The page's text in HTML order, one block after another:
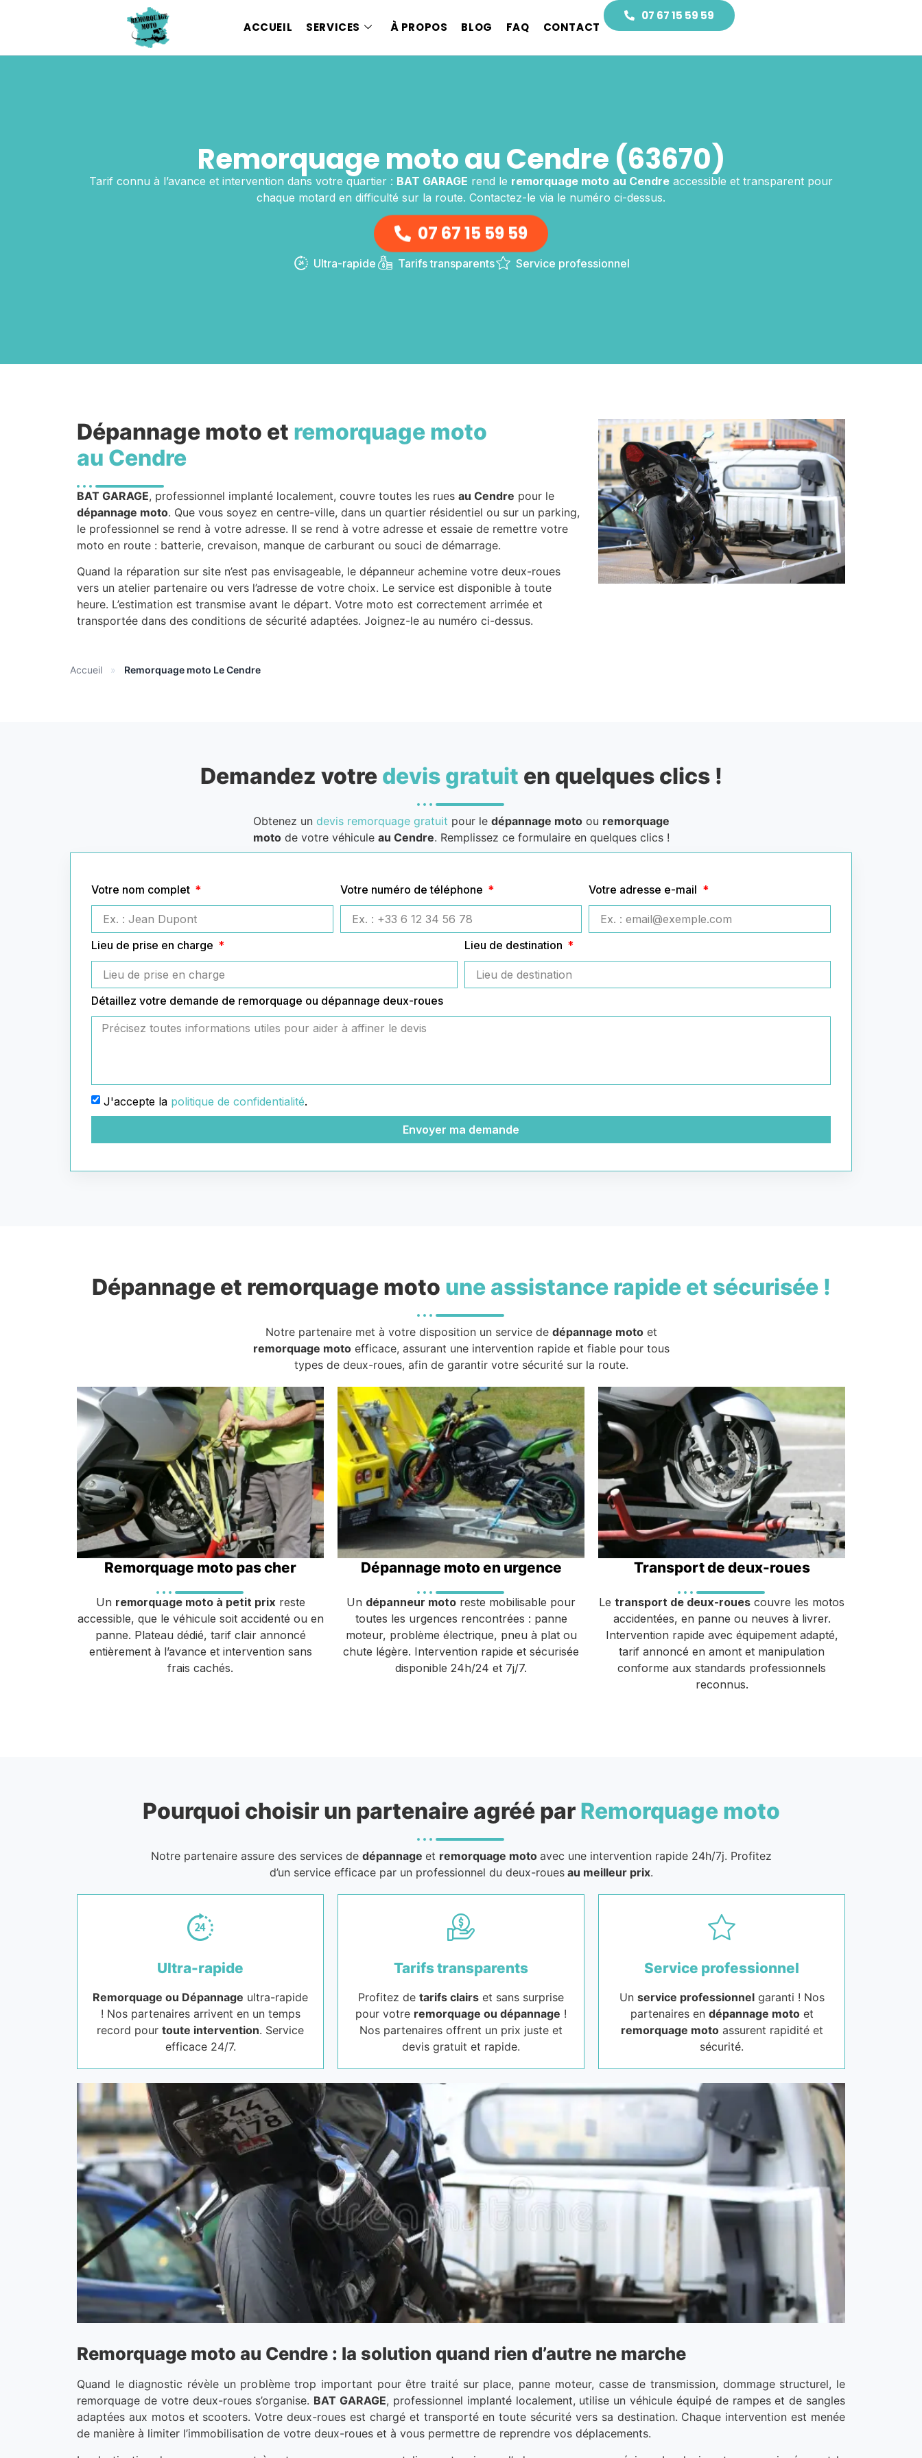
ACCUEIL SERVICES À PROPOS BLOG FAQ CONTACT
07 67 15 59 59
Remorquage moto au Cendre (63670)
Tarif connu à l’avance et intervention dans votre quartier : BAT GARAGE rend le remorquage moto au Cendre accessible et transparent pour
chaque motard en difficulté sur la route. Contactez-le via le numéro ci-dessus.
07 67 15 59 59
Ultra-rapide Tarifs transparents Service professionnel
Dépannage moto et remorquage moto
au Cendre
BAT GARAGE, professionnel implanté localement, couvre toutes les rues au Cendre pour le
dépannage moto. Que vous soyez en centre-ville, dans un quartier résidentiel ou sur un parking,
le professionnel se rend à votre adresse. Il se rend à votre adresse et essaie de remettre votre
moto en route : batterie, crevaison, manque de carburant ou souci de démarrage.
Quand la réparation sur site n’est pas envisageable, le dépanneur achemine votre deux-roues
vers un atelier partenaire ou vers l’adresse de votre choix. Le service est disponible à toute
heure. L’estimation est transmise avant le départ. Votre moto est correctement arrimée et
transportée dans des conditions de sécurité adaptées. Joignez-le au numéro ci-dessus.
Accueil » Remorquage moto Le Cendre
Demandez votre devis gratuit en quelques clics !
Obtenez un devis remorquage gratuit pour le dépannage motoou remorquage
motode votre véhicule au Cendre. Remplissez ce formulaire en quelques clics !
Votre nom complet Votre numéro de téléphone Votre adresse e-mail
Lieu de prise en charge Lieu de destination
Détaillez votre demande de remorquage ou dépannage deux-roues
J'accepte la politique de confidentialité.
Envoyer ma demande
Dépannage et remorquage moto une assistance rapide et sécurisée !
Notre partenaire met à votre disposition un service de dépannage motoet
remorquage motoefficace, assurant une intervention rapide et fiable pour tous
types de deux-roues, afin de garantir votre sécurité sur la route.
Remorquage moto pas cher
Un remorquage moto à petit prix reste
accessible, que le véhicule soit accidenté ou en
panne. Plateau dédié, tarif clair annoncé
entièrement à l’avance et intervention sans
frais cachés.
Dépannage moto en urgence
Un dépanneur moto reste mobilisable pour
toutes les urgences rencontrées : panne
moteur, problème électrique, pneu à plat ou
chute légère. Intervention rapide et sécurisée
disponible 24h/24 et 7j/7.
Transport de deux-roues
Le transport de deux-roues couvre les motos
accidentées, en panne ou neuves à livrer.
Intervention rapide avec équipement adapté,
tarif annoncé en amont et manipulation
conforme aux standards professionnels
reconnus.
Pourquoi choisir un partenaire agréé par Remorquage moto
Notre partenaire assure des services de dépannage et remorquage moto avec une intervention rapide 24h/7j. Profitez
d’un service efficace par un professionnel du deux-rouesau meilleur prix.
Ultra-rapide
Remorquage ou Dépannage ultra-rapide
! Nos partenaires arrivent en un temps
record pour toute intervention. Service
efficace 24/7.
Tarifs transparents
Profitez de tarifs clairs et sans surprise
pour votre remorquage ou dépannage !
Nos partenaires offrent un prix juste et
devis gratuit et rapide.
Service professionnel
Un service professionnelgaranti ! Nos
partenaires en dépannage motoet
remorquage motoassurent rapidité et
sécurité.
Remorquage moto au Cendre : la solution quand rien d’autre ne marche
Quand le diagnostic révèle un problème trop important pour être traité sur place, panne moteur, casse de transmission, dommage structurel, le
remorquage de votre deux-roues s’organise. BAT GARAGE, professionnel implanté localement, utilise un véhicule équipé de rampes et de sangles
adaptées aux motos et scooters. Votre deux-roues est chargé et transporté en toute sécurité vers sa destination. Chaque intervention est menée
de manière à limiter l’immobilisation de votre deux-roues et à vous permettre de reprendre vos déplacements.